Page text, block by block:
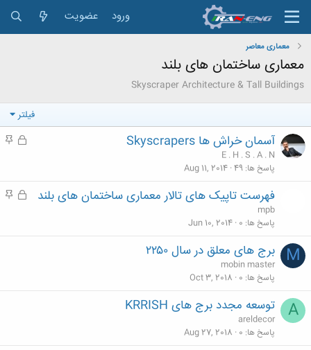
ورود عضویت
معماری معاصر
معماری ساختمان های بلند
Skyscraper Architecture & Tall Buildings
فیلتر
ق
د
م
آسمان خراش ها Skyscrapers
E . H . S . A . N
پاسخ ها 49
Aug 11, 2014
ق
م
فهرست تاپیک های تالار معماری ساختمان های بلند
mpb
پاسخ ها 0
Jun 10, 2014
M برج های معلق در سال ۲۲۵۰
mobin master
پاسخ ها 0
Oct 3, 2018
A توسعه مجدد برج های KRRISH
areldecor
پاسخ ها 0
Aug 27, 2018